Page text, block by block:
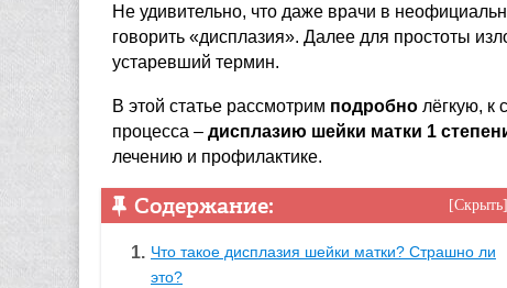
Не удивительно, что даже врачи в
говорить «дисплазия». Далее для простоты
устаревший термин.
В этой статье рассмотрим подробно лёгкую, к
процесса – дисплазию шейки матки 1
лечению и профилактике.
Содержание: Скрыть
Что такое дисплазия шейки матки? Страшно ли
это?